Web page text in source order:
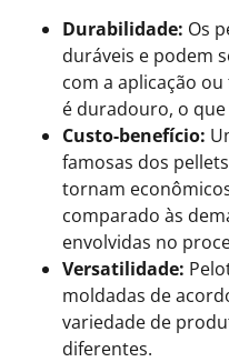
Durabilidade: Os
duráveis ​​e podem
com a aplicação
é duradouro, o
Custo-benefício:
famosas dos
tornam
comparado às
envolvidas no
Versatilidade:
moldadas de
variedade de
diferentes.